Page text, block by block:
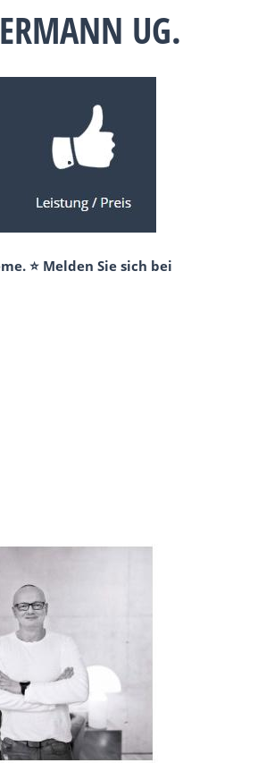
UG.
⭐ Melden Sie sich bei